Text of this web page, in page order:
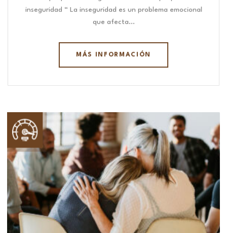
inseguridad “ La inseguridad es un problema emocional
que afecta…
MÁS INFORMACIÓN